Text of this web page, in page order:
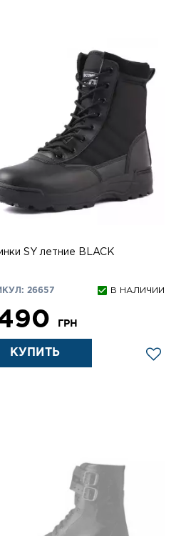
SY летние BLACK
26657 В НАЛИЧИИ
ГРН
КУПИТЬ